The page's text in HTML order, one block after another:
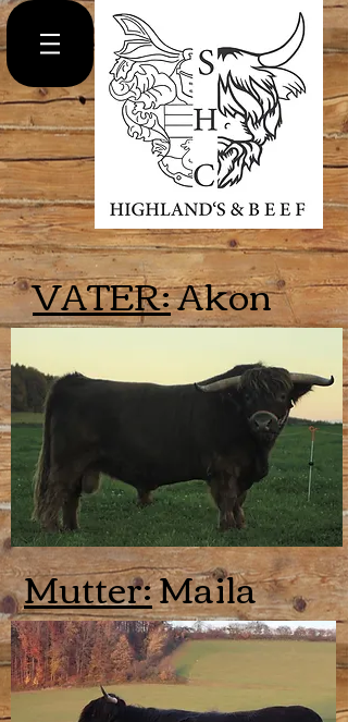
VATER:Akon
Mutter:Maila